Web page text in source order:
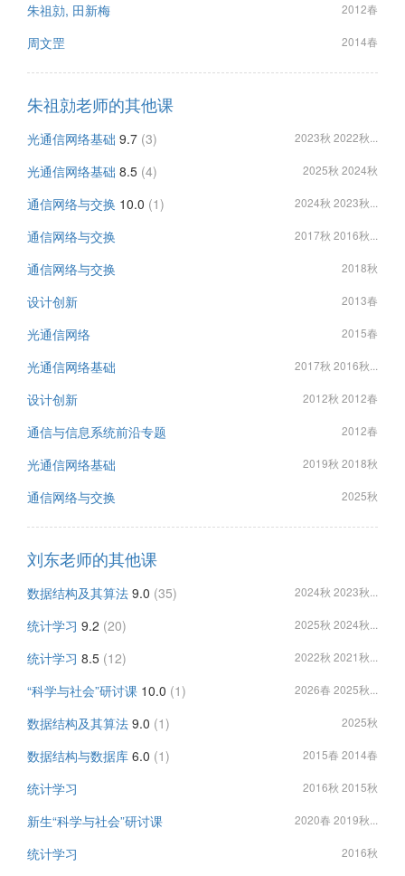
朱祖勍, 田新梅 2012春
周文罡 2014春
朱祖勍老师的其他课
光通信网络基础 9.7 (3) 2023秋 2022秋...
光通信网络基础 8.5 (4) 2025秋 2024秋
通信网络与交换 10.0 (1) 2024秋 2023秋...
通信网络与交换 2017秋 2016秋...
通信网络与交换 2018秋
设计创新 2013春
光通信网络 2015春
光通信网络基础 2017秋 2016秋...
设计创新 2012秋 2012春
通信与信息系统前沿专题 2012春
光通信网络基础 2019秋 2018秋
通信网络与交换 2025秋
刘东老师的其他课
数据结构及其算法 9.0 (35) 2024秋 2023秋...
统计学习 9.2 (20) 2025秋 2024秋...
统计学习 8.5 (12) 2022秋 2021秋...
“科学与社会”研讨课 10.0 (1) 2026春 2025秋...
数据结构及其算法 9.0 (1) 2025秋
数据结构与数据库 6.0 (1) 2015春 2014春
统计学习 2016秋 2015秋
新生“科学与社会”研讨课 2020春 2019秋...
统计学习 2016秋